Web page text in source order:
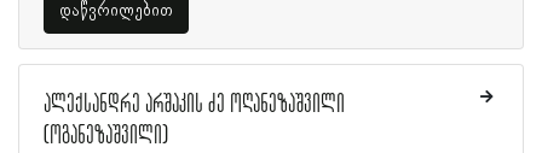
დაწვრილებით
ალექსანდრე არშაკის ძე ოღანეზაშვილი
(ოგანეზაშვილი)